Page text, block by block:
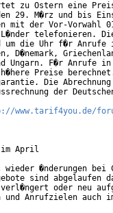
zu Ostern eine
29. M�rz und bis
mit der Vor-Vorwahl
telefonieren.
die Uhr f�r Anrufe
D�nemark,
Ungarn. F�r Anrufe
Preise
Die
der
www.tarif4you.de/
im April
wieder �nderungen
sind abgelaufen
oder neu
und Anrufzielen auch